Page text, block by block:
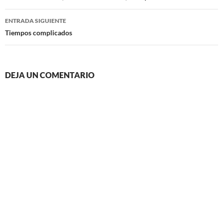
entradas
ENTRADA SIGUIENTE
Tiempos complicados
DEJA UN COMENTARIO